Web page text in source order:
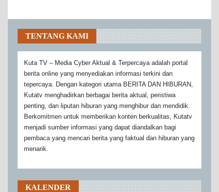
TENTANG KAMI
Kuta TV – Media Cyber Aktual & Terpercaya adalah portal
berita online yang menyediakan informasi terkini dan
tepercaya. Dengan kategori utama BERITA DAN HIBURAN,
Kutatv menghadirkan berbagai berita aktual, peristiwa
penting, dan liputan hiburan yang menghibur dan mendidik.
Berkomitmen untuk memberikan konten berkualitas, Kutatv
menjadi sumber informasi yang dapat diandalkan bagi
pembaca yang mencari berita yang faktual dan hiburan yang
menarik.
KALENDER